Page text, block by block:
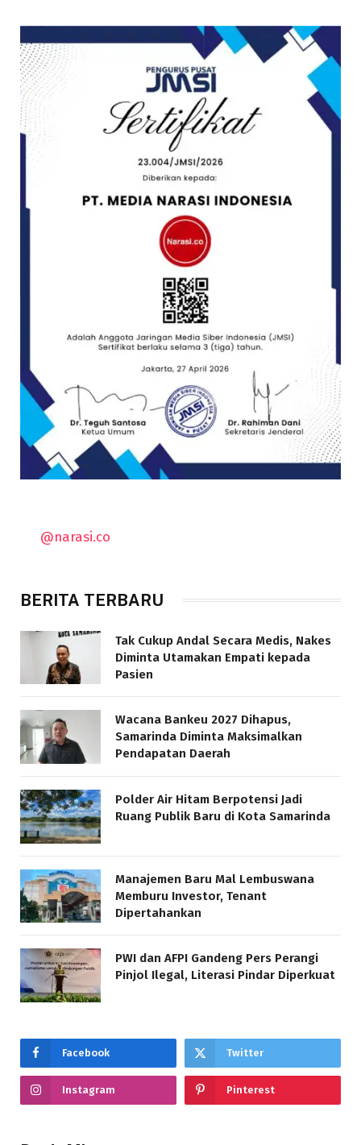
@narasi.co
BERITA TERBARU
Tak Cukup Andal Secara Medis, Nakes
Diminta Utamakan Empati kepada
Pasien
Wacana Bankeu 2027 Dihapus,
Samarinda Diminta Maksimalkan
Pendapatan Daerah
Polder Air Hitam Berpotensi Jadi
Ruang Publik Baru di Kota Samarinda
Manajemen Baru Mal Lembuswana
Memburu Investor, Tenant
Dipertahankan
PWI dan AFPI Gandeng Pers Perangi
Pinjol Ilegal, Literasi Pindar Diperkuat
Facebook Twitter
Instagram Pinterest